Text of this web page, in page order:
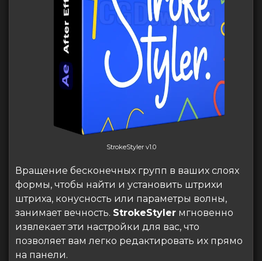
StrokeStyler v1.0
Вращение бесконечных групп в ваших слоях
формы, чтобы найти и установить штрихи
штриха, конусность или параметры волны,
занимает вечность. StrokeStyler мгновенно
извлекает эти настройки для вас, что
позволяет вам легко редактировать их прямо
на панели.